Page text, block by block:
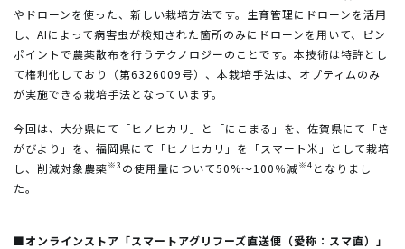
やドローンを使った、新しい栽培方法です。生育管理にドローンを活用
し、AIによって病害虫が検知された箇所のみにドローンを用いて、ピン
ポイントで農薬散布を行うテクノロジーのことです。本技術は特許とし
て権利化しており（第6326009号）、本栽培手法は、オプティムのみ
が実施できる栽培手法となっています。
今回は、大分県にて「ヒノヒカリ」と「にこまる」を、佐賀県にて「さ
がびより」を、福岡県にて「ヒノヒカリ」を「スマート米」として栽培
し、削減対象農薬※3 の使用量について50%～100％減※4 となりまし
た。
■オンラインストア「スマートアグリフーズ直送便（愛称：スマ直）」